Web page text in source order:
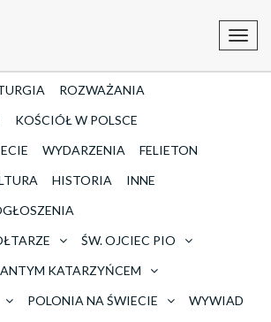
ROZWAŻANIA
KOŚCIÓŁ W POLSCE
WYDARZENIA
FELIETON
HISTORIA
INNE
ŚW. OJCIEC PIO
KATARZYŃCEM
POLONIA NA ŚWIECIE
WYWIAD